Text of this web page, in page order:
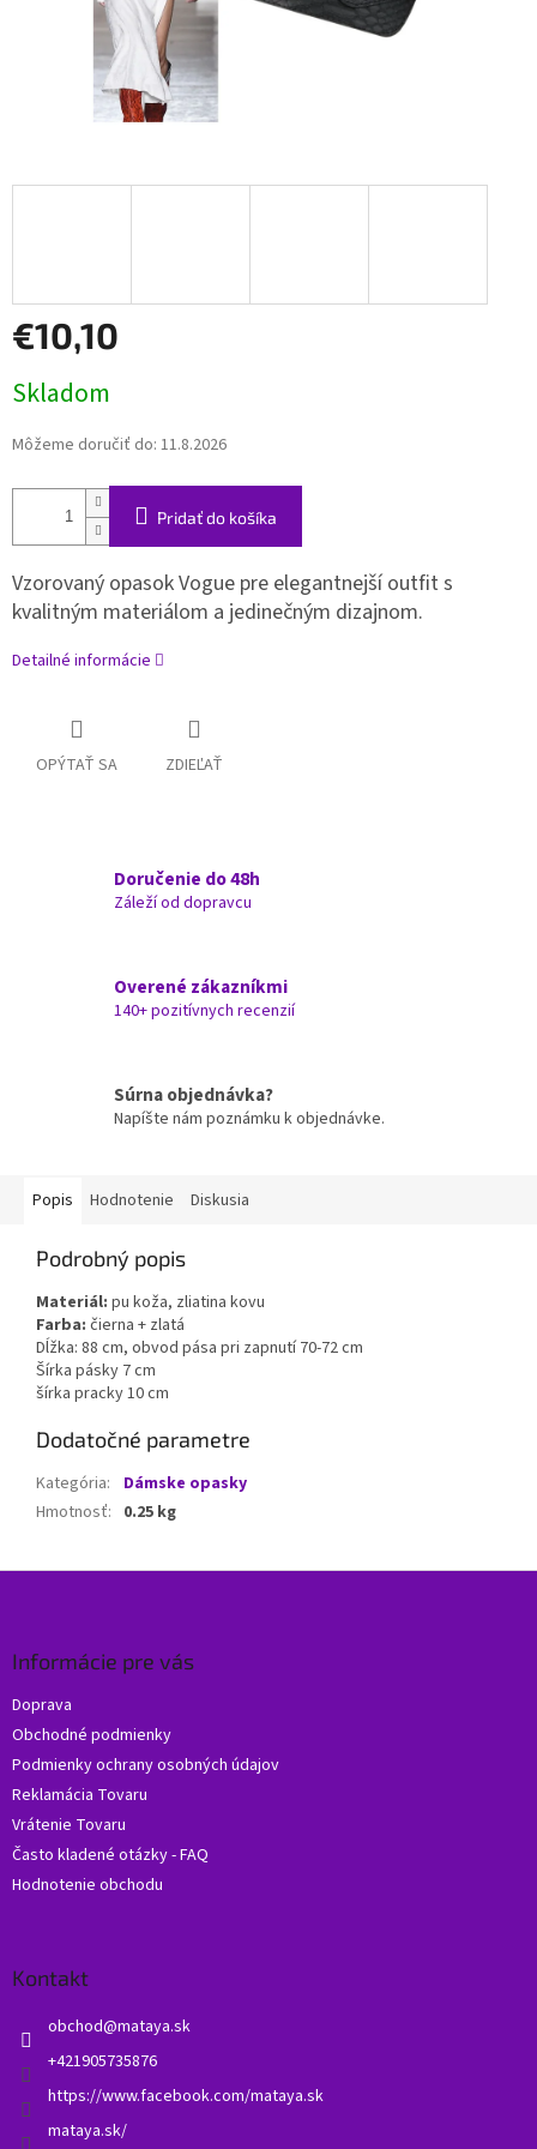
€10,10
cena:
Skladom
Môžeme doručiť do: 11.8.2026
Pridať do košíka
Vzorovaný opasok Vogue pre elegantnejší outfit s
kvalitným materiálom a jedinečným dizajnom.
Detailné informácie
OPÝTAŤ SA ZDIEĽAŤ
Doručenie do 48h
Záleží od dopravcu
Overené zákazníkmi
140+ pozitívnych recenzií
Súrna objednávka?
Napíšte nám poznámku k objednávke.
Popis Hodnotenie Diskusia
Podrobný popis
Materiál: pu koža, zliatina kovu
Farba: čierna + zlatá
Dĺžka: 88 cm, obvod pása pri zapnutí 70-72 cm
Šírka pásky 7 cm
šírka pracky 10 cm
Dodatočné parametre
Kategória:
Dámske opasky
Hmotnosť: 0.25 kg
Informácie pre vás
Doprava
Obchodné podmienky
Podmienky ochrany osobných údajov
Reklamácia Tovaru
Vrátenie Tovaru
Často kladené otázky - FAQ
Hodnotenie obchodu
Kontakt
obchod@mataya.sk
+421905735876
https://www.facebook.com/mataya.sk
mataya.sk/